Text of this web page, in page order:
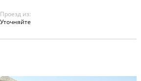
Проезд из:
Уточняйте